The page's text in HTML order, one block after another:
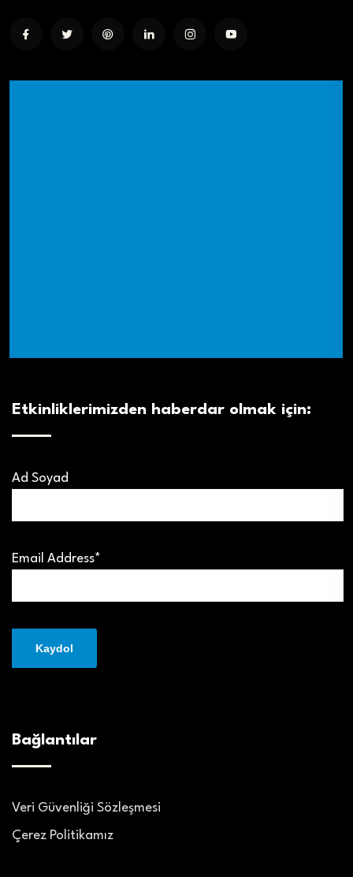
Etkinliklerimizden haberdar olmak için:
Ad Soyad
Email Address*
Bağlantılar
Veri Güvenliği Sözleşmesi
Çerez Politikamız